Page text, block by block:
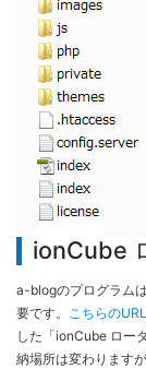
ionCube
a-blogのプログラム
要です。 こちらの
した「ionCube ロー
納場所は変わります